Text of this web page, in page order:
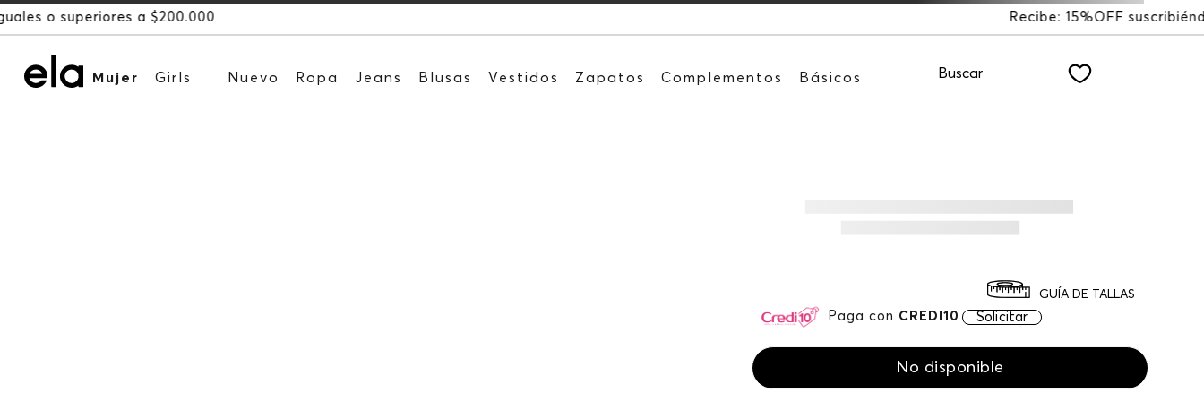
Recibe: 15%OFF suscribiéndote a nuestro NEWSLETTER
Mujer Girls Nuevo Ropa Jeans Blusas Vestidos Zapatos Complementos Básicos Buscar
Paga con CREDI10 Solicitar
GUÍA DE TALLAS
No disponible